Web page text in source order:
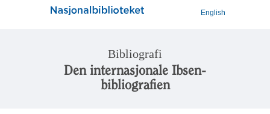
English
Bibliografi
Den internasjonale Ibsen-
bibliografien